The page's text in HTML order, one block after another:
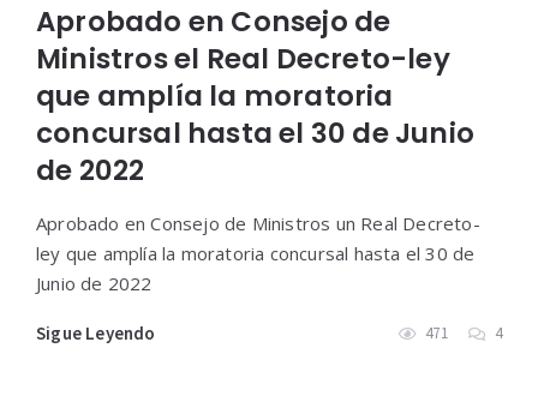
Aprobado en Consejo de
Ministros el Real Decreto-ley
que amplía la moratoria
concursal hasta el 30 de Junio
de 2022
Aprobado en Consejo de Ministros un Real Decreto-
ley que amplía la moratoria concursal hasta el 30 de
Junio de 2022
Sigue Leyendo 471 4